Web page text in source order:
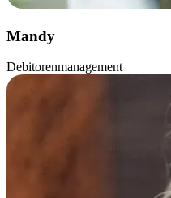
Mandy
Debitorenmanagement